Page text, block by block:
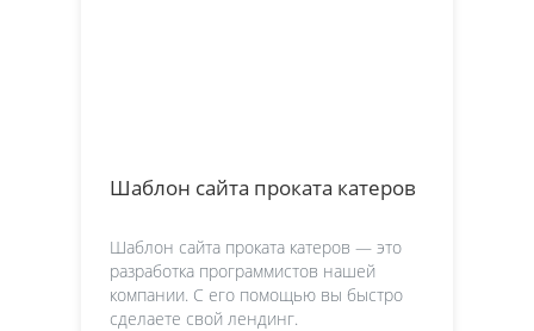
Шаблон сайта проката катеров
Шаблон сайта проката катеров — это
разработка программистов нашей
компании. С его помощью вы быстро
сделаете свой лендинг.